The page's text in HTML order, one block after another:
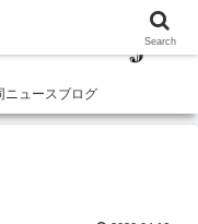
ニュースブログ
Search